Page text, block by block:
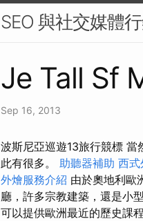
SEO 與社交媒體
Je Tall Sf
Sep 16, 2013
波斯尼亞巡遊13旅行競標
此有很多。 助聽器補助 西式
外燴服務介紹 由於奧地利歐
廳，許多宗教建築，還是小
可以提供歐洲最近的歷史課